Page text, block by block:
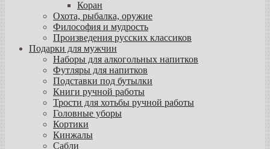
Коран
Охота, рыбалка, оружие
Философия и мудрость
Произведения русских классиков
Подарки для мужчин
Наборы для алкогольных напитков
Футляры для напитков
Подставки под бутылки
Книги ручной работы
Трости для хотьбы ручной работы
Головные уборы
Кортики
Кинжалы
Сабли